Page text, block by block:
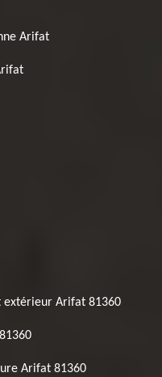
Arifat
Arifat 81360
Arifat 81360